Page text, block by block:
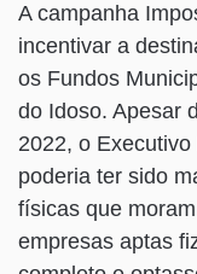
A campanha
incentivar a
os Fundos
do Idoso. Apesar
2022, o
poderia ter sido
físicas que
empresas aptas